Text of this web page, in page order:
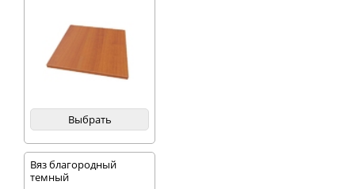
Выбрать
Вяз благородный
темный